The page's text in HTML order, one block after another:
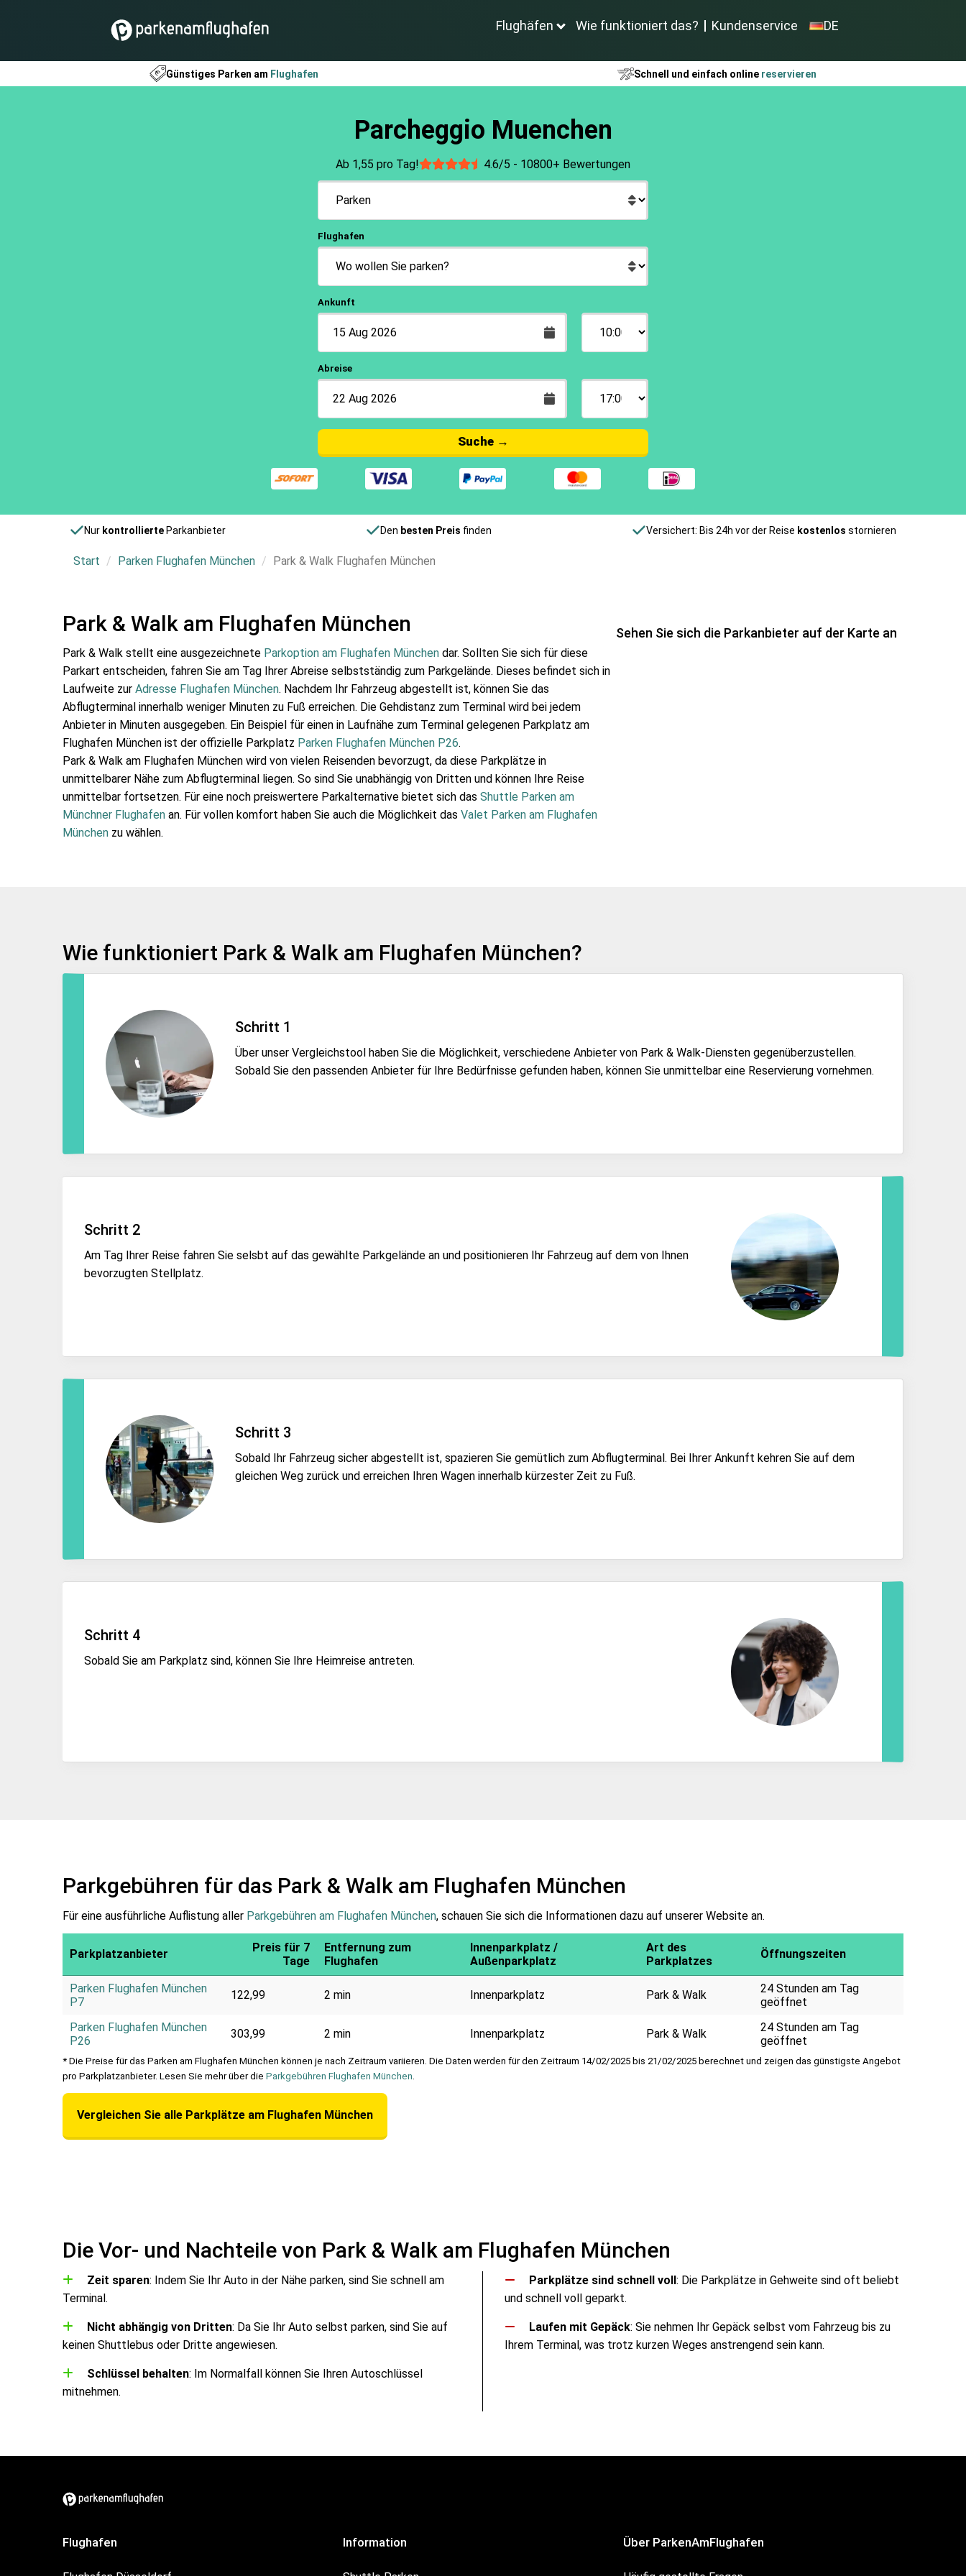
Flughäfen Wie funktioniert das? Kundenservice DE
Günstiges Parken am Flughafen Schnell und einfach online reservieren
Parcheggio Muenchen
Ab 1,55 pro Tag! 4.6/5 - 10800+ Bewertungen
Flughafen
Ankunft
Abreise
Suche →
Nur kontrollierteParkanbieter Den besten Preis finden Versichert: Bis 24h vor der Reise kostenlos stornieren
Start Parken Flughafen München Park & Walk Flughafen München
Park & Walk am Flughafen München
Park & Walk stellt eine ausgezeichnete Parkoption am Flughafen München dar. Sollten Sie sich für diese
Parkart entscheiden, fahren Sie am Tag Ihrer Abreise selbstständig zum Parkgelände. Dieses befindet sich in
Laufweite zur Adresse Flughafen München. Nachdem Ihr Fahrzeug abgestellt ist, können Sie das
Abflugterminal innerhalb weniger Minuten zu Fuß erreichen. Die Gehdistanz zum Terminal wird bei jedem
Anbieter in Minuten ausgegeben. Ein Beispiel für einen in Laufnähe zum Terminal gelegenen Parkplatz am
Flughafen München ist der offizielle Parkplatz Parken Flughafen München P26.
Park & Walk am Flughafen München wird von vielen Reisenden bevorzugt, da diese Parkplätze in
unmittelbarer Nähe zum Abflugterminal liegen. So sind Sie unabhängig von Dritten und können Ihre Reise
unmittelbar fortsetzen. Für eine noch preiswertere Parkalternative bietet sich das Shuttle Parken am
Münchner Flughafen an. Für vollen komfort haben Sie auch die Möglichkeit das Valet Parken am Flughafen
München zu wählen.
Sehen Sie sich die Parkanbieter auf der Karte an
Wie funktioniert Park & Walk am Flughafen München?
Schritt 1
Über unser Vergleichstool haben Sie die Möglichkeit, verschiedene Anbieter von Park & Walk-Diensten gegenüberzustellen.
Sobald Sie den passenden Anbieter für Ihre Bedürfnisse gefunden haben, können Sie unmittelbar eine Reservierung vornehmen.
Schritt 2
Am Tag Ihrer Reise fahren Sie selsbt auf das gewählte Parkgelände an und positionieren Ihr Fahrzeug auf dem von Ihnen
bevorzugten Stellplatz.
Schritt 3
Sobald Ihr Fahrzeug sicher abgestellt ist, spazieren Sie gemütlich zum Abflugterminal. Bei Ihrer Ankunft kehren Sie auf dem
gleichen Weg zurück und erreichen Ihren Wagen innerhalb kürzester Zeit zu Fuß.
Schritt 4
Sobald Sie am Parkplatz sind, können Sie Ihre Heimreise antreten.
Parkgebühren für das Park & Walk am Flughafen München
Für eine ausführliche Auflistung aller Parkgebühren am Flughafen München, schauen Sie sich die Informationen dazu auf unserer Website an.
Parkplatzanbieter
Preis für 7
Tage
Entfernung zum
Flughafen
Innenparkplatz /
Außenparkplatz
Art des
Parkplatzes
Öffnungszeiten
Parken Flughafen München
P7
122,99 2 min Innenparkplatz Park & Walk
24 Stunden am Tag
geöffnet
Parken Flughafen München
P26
303,99 2 min Innenparkplatz Park & Walk
24 Stunden am Tag
geöffnet
* Die Preise für das Parken am Flughafen München können je nach Zeitraum variieren. Die Daten werden für den Zeitraum 14/02/2025 bis 21/02/2025 berechnet und zeigen das günstigste Angebot
pro Parkplatzanbieter. Lesen Sie mehr über die Parkgebühren Flughafen München.
Vergleichen Sie alle Parkplätze am Flughafen München
Die Vor- und Nachteile von Park & Walk am Flughafen München
Zeit sparen: Indem Sie Ihr Auto in der Nähe parken, sind Sie schnell am
Terminal.
Nicht abhängig von Dritten: Da Sie Ihr Auto selbst parken, sind Sie auf
keinen Shuttlebus oder Dritte angewiesen.
Schlüssel behalten: Im Normalfall können Sie Ihren Autoschlüssel
mitnehmen.
Parkplätze sind schnell voll: Die Parkplätze in Gehweite sind oft beliebt
und schnell voll geparkt.
Laufen mit Gepäck: Sie nehmen Ihr Gepäck selbst vom Fahrzeug bis zu
Ihrem Terminal, was trotz kurzen Weges anstrengend sein kann.
Flughafen Information Über ParkenAmFlughafen